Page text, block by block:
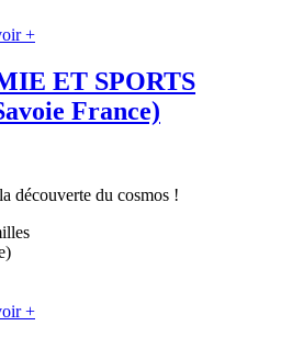
+
ET SPORTS
France)
découverte du cosmos !
+